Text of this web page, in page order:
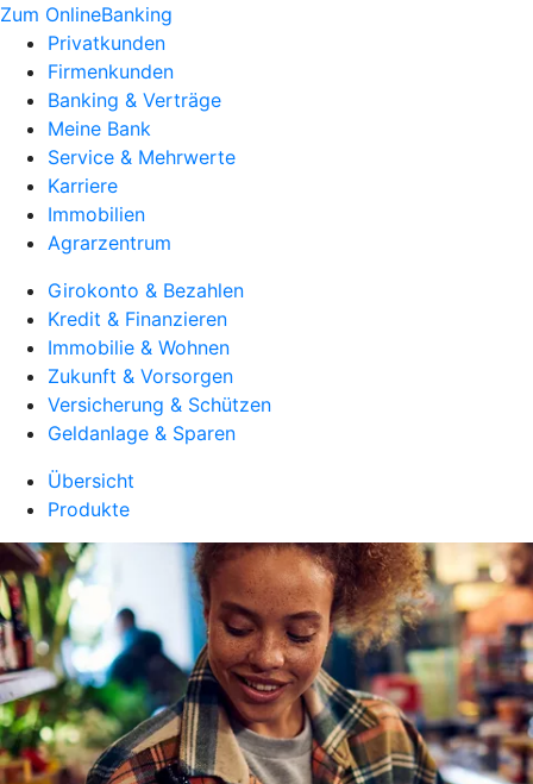
Zum OnlineBanking
Privatkunden
Firmenkunden
Banking & Verträge
Meine Bank
Service & Mehrwerte
Karriere
Immobilien
Agrarzentrum
Girokonto & Bezahlen
Kredit & Finanzieren
Immobilie & Wohnen
Zukunft & Vorsorgen
Versicherung & Schützen
Geldanlage & Sparen
Übersicht
Produkte